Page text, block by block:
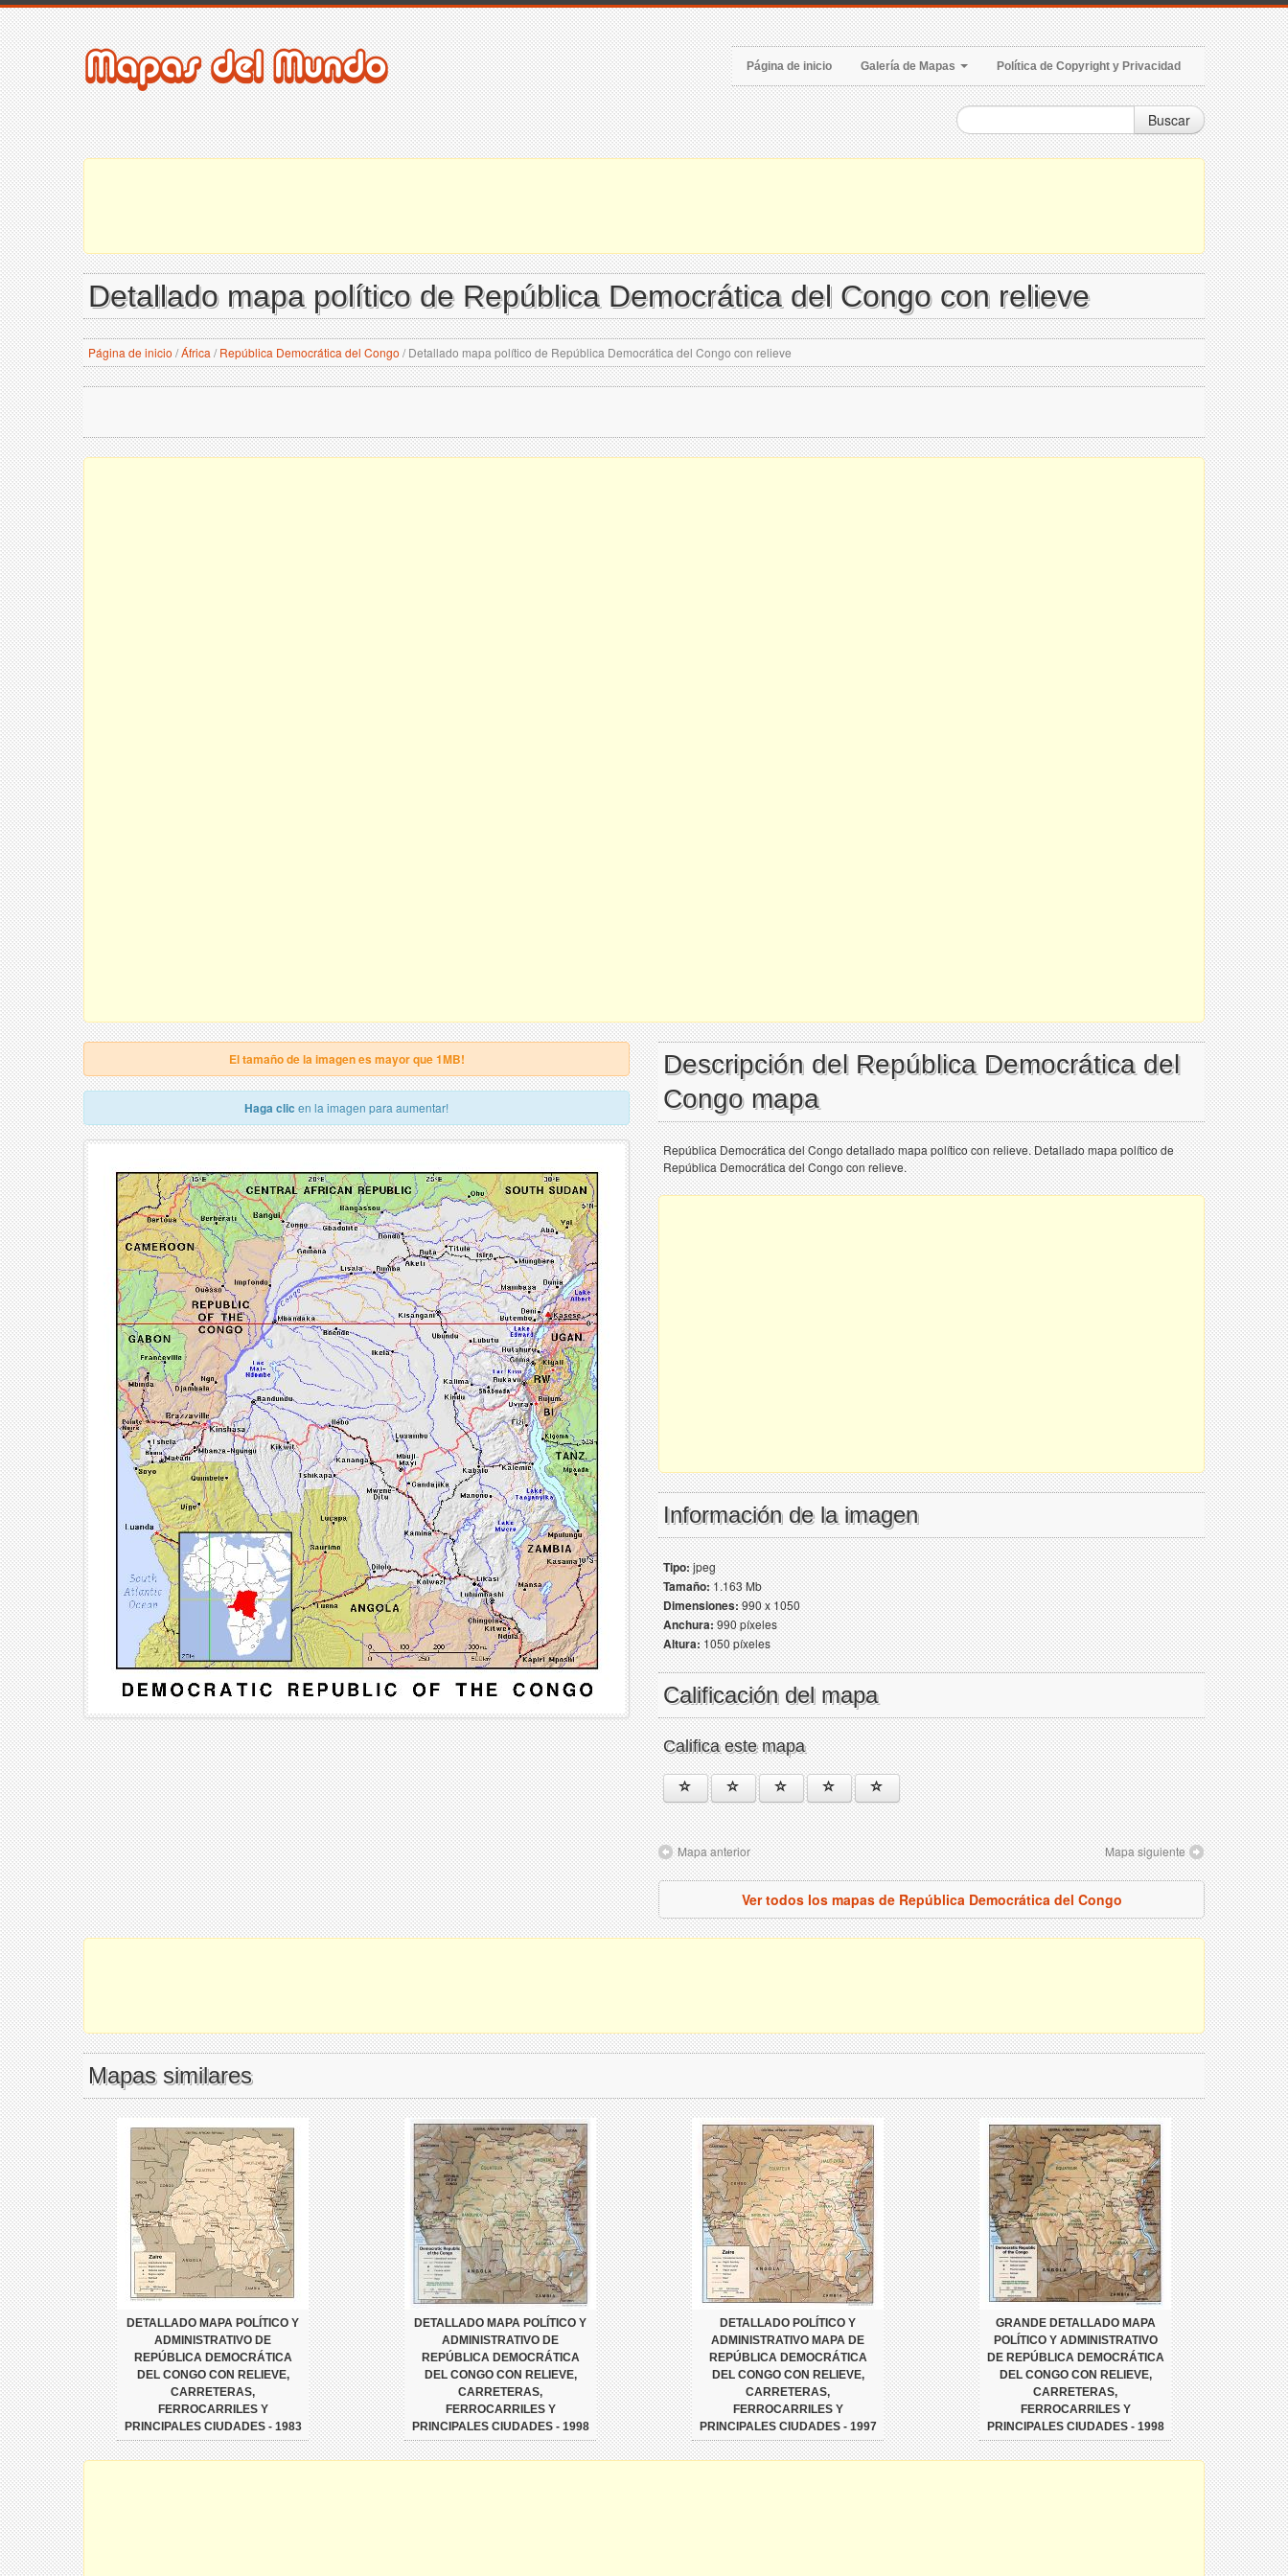
Página de inicio Galería de Mapas Política de Copyright y Privacidad
Buscar
Detallado mapa político de República Democrática del Congo con relieve
Página de inicio /África / República Democrática del Congo /Detallado mapa político de República Democrática del Congo con relieve
El tamaño de la imagen es mayor que 1MB!
Haga clic en la imagen para aumentar!
Descripción del República Democrática del
Congo mapa
República Democrática del Congo detallado mapa político con relieve. Detallado mapa político de
República Democrática del Congo con relieve.
Información de la imagen
Tipo:jpeg
Tamaño:1.163 Mb
Dimensiones:990 x 1050
Anchura:990 píxeles
Altura:1050 píxeles
Calificación del mapa
Califica este mapa
Mapa anterior Mapa siguiente
Ver todos los mapas de República Democrática del Congo
Mapas similares
DETALLADO MAPA POLÍTICO Y
ADMINISTRATIVO DE
REPÚBLICA DEMOCRÁTICA
DEL CONGO CON RELIEVE,
CARRETERAS,
FERROCARRILES Y
PRINCIPALES CIUDADES - 1983
DETALLADO MAPA POLÍTICO Y
ADMINISTRATIVO DE
REPÚBLICA DEMOCRÁTICA
DEL CONGO CON RELIEVE,
CARRETERAS,
FERROCARRILES Y
PRINCIPALES CIUDADES - 1998
DETALLADO POLÍTICO Y
ADMINISTRATIVO MAPA DE
REPÚBLICA DEMOCRÁTICA
DEL CONGO CON RELIEVE,
CARRETERAS,
FERROCARRILES Y
PRINCIPALES CIUDADES - 1997
GRANDE DETALLADO MAPA
POLÍTICO Y ADMINISTRATIVO
DE REPÚBLICA DEMOCRÁTICA
DEL CONGO CON RELIEVE,
CARRETERAS,
FERROCARRILES Y
PRINCIPALES CIUDADES - 1998